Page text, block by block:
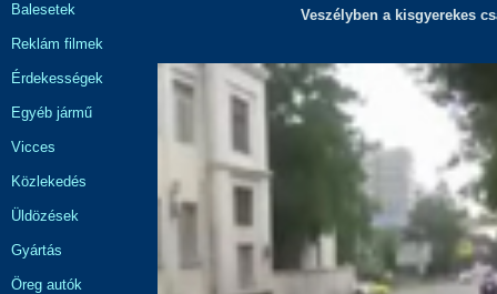
Balesetek
Reklám filmek
Érdekességek
Egyéb jármű
Vicces
Közlekedés
Üldözések
Gyártás
Öreg autók
Veszélyben a kisgyerekes